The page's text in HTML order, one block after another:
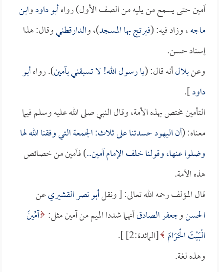
آمين حتى يسمع من يليه من الصف الأول) رواهأبو داودوابن
ماجه، وزاد فيه: (فيرتج بها المسجد)، والدارقطنيوقال: هذا
إسناد حسن.
وعنبلالأنه قال: (يا رسول الله! لا تسبقني بآمين). رواهأبو
داود].
التأمين مختص بهذه الأمة، وقال النبي صلى الله عليه وسلم فيما
معناه: (أن اليهود حسدتنا على ثلاث: الجمعة التي وفقنا الله لها
وضلوا عنها، وقولنا خلف الإمام آمين..) فآمين من خصائص
هذه الأمة.
قال المؤلف رحمه الله تعالى: [ ونقلأبو نصر القشيريعن
الحسنوجعفر الصادقأنهما شددا الميم من آمين مثل: آمِّينَ
الْبَيْتَ الْحَرَامَ [المائدة:2] ].
وهذه لغة.